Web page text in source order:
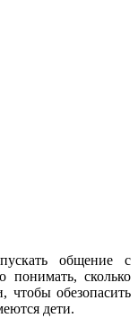
общение с
понимать, сколько
чтобы обезопасить
дети.